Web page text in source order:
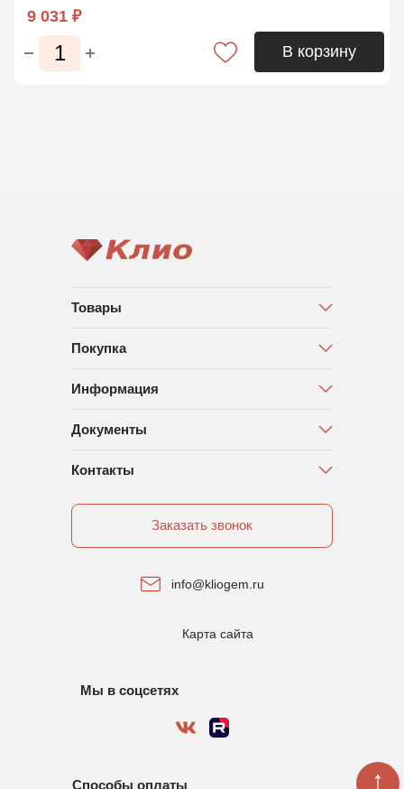
9 031 ₽
В корзину
Товары
Покупка
Информация
Документы
Контакты
Заказать звонок
info@kliogem.ru
Карта сайта
Мы в соцсетях
Способы оплаты ↑